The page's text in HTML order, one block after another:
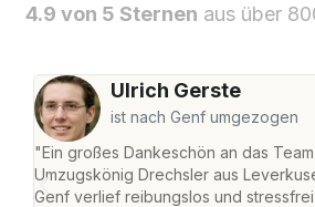
4.9 von 5 Sternen aus über
Ulrich Gerste
ist nach Genf umgezogen
"Ein großes Dankeschön an das
Umzugskönig Drechsler aus
Genf verlief reibungslos und